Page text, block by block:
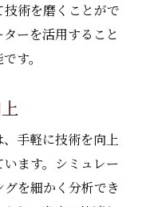
術を磨くことがで
ーを活用すること
す。
手軽に技術を向上
ます。シミュレー
を細かく分析でき